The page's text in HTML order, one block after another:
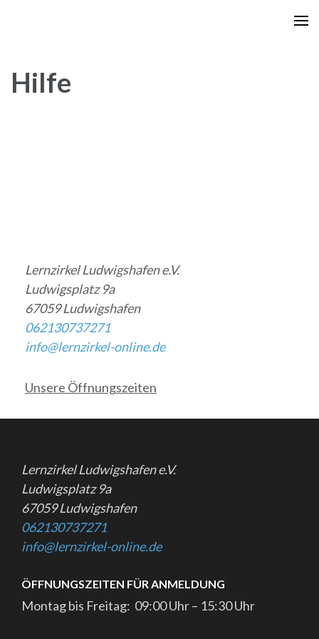
drücken)
Hilfe
Lernzirkel Ludwigshafen e.V.
Ludwigsplatz 9a
67059 Ludwigshafen
062130737271
info@lernzirkel-online.de
Unsere Öffnungszeiten
Lernzirkel Ludwigshafen e.V.
Ludwigsplatz 9a
67059 Ludwigshafen
062130737271
info@lernzirkel-online.de
ÖFFNUNGSZEITEN FÜR ANMELDUNG
Montag bis Freitag: 09:00 Uhr – 15:30 Uhr